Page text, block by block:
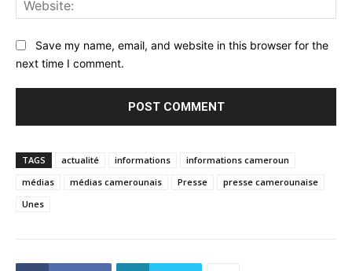
Save my name, email, and website in this browser for the
next time I comment.
TAGS actualité informations
informations cameroun
médias
médias camerounais Presse
presse camerounaise
Unes